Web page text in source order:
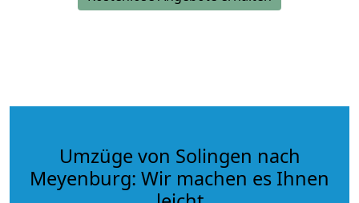
Umzüge von Solingen nach
Meyenburg: Wir machen es Ihnen